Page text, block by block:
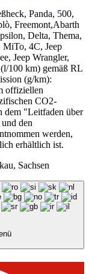
Panda, 500,
Freemont,Abarth
Delta, Thema,
4C, Jeep
Jeep Wrangler,
100 km) gemäß RL
(g/km):
offiziellen
CO2-
dem "Leitfaden über
den
werden,
erhältlich ist.
Sachsen